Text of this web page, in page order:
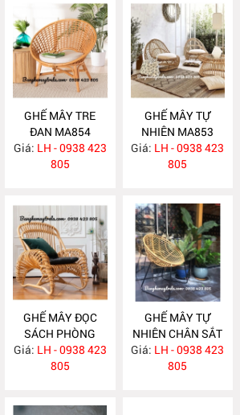
GHẾ MÂY TRE
ĐAN MA854
Giá: LH - 0938 423
805
GHẾ MÂY TỰ
NHIÊN MA853
Giá: LH - 0938 423
805
GHẾ MÂY ĐỌC
SÁCH PHÒNG
NGỦ MA851
Giá: LH - 0938 423
805
GHẾ MÂY TỰ
NHIÊN CHÂN SẮT
MA850
Giá: LH - 0938 423
805